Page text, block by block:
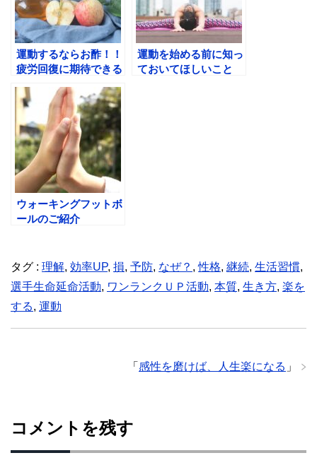
運動するならお酢！！
疲労回復に期待できる
運動を始める前に知っ
ておいてほしいこと
ウォーキングフットボ
ールのご紹介
タグ : 理解, 効率UP, 損, 予防, なぜ？ ,性格, 継続, 生活習慣,
選手生命延命活動, ワンランクＵＰ活動, 本質, 生き方, 楽を
する, 運動
「 感性を磨けば、人生楽になる 」
コメントを残す